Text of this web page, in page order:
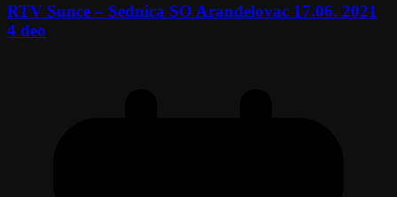
RTV Sunce – Sednica SO Aranđelovac 17.06. 2021
4 deo